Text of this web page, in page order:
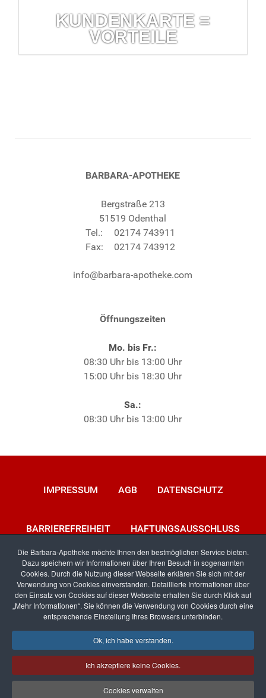
Die Barbara-Apotheke möchte Ihnen den bestmöglichen Service bieten.
Dazu speichern wir Informationen über Ihren Besuch in sogenannten
Cookies. Durch die Nutzung dieser Webseite erklären Sie sich mit der
Verwendung von Cookies einverstanden. Detaillierte Informationen über
den Einsatz von Cookies auf dieser Webseite erhalten Sie durch Klick auf
„Mehr Informationen“. Sie können die Verwendung von Cookies durch eine
entsprechende Einstellung Ihres Browsers unterbinden.
Ok, ich habe verstanden.
Ich akzeptiere keine Cookies.
Cookies verwalten
KUNDENKARTE =
VORTEILE
BARBARA-APOTHEKE
Bergstraße 213
51519 Odenthal
Tel.:
02174 743911
Fax:
02174 743912
info@barbara-apotheke.com
Öffnungszeiten
Mo. bis Fr.:
08:30 Uhr bis 13:00 Uhr
15:00 Uhr bis 18:30 Uhr
Sa.:
08:30 Uhr bis 13:00 Uhr
IMPRESSUM AGB DATENSCHUTZ
BARRIEREFREIHEIT HAFTUNGSAUSSCHLUSS
KONTAKT
Facebook RSS
Erstellt vonPharma-networx